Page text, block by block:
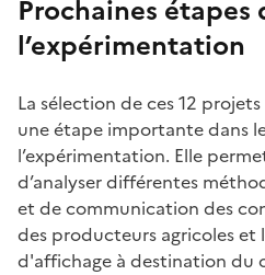
Prochaines étapes
l’expérimentation
La sélection de ces 12 projets
une étape importante dans
l’expérimentation. Elle
d’analyser différentes
et de communication des
des producteurs agricoles et
d'affichage à destination du